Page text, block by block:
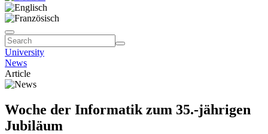
University
News
Article
Woche der Informatik zum 35.-jährigen
Jubiläum